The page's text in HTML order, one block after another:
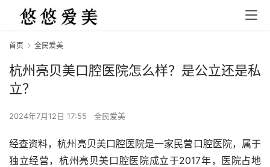
首页 全民爱美
杭州亮贝美口腔医院怎么样？是公立还是私
立？
2024年7月12日 17:55 全民爱美
经查资料，杭州亮贝美口腔医院是一家民营口腔医院，属于
独立经营，杭州亮贝美口腔医院成立于2017年，医院占地